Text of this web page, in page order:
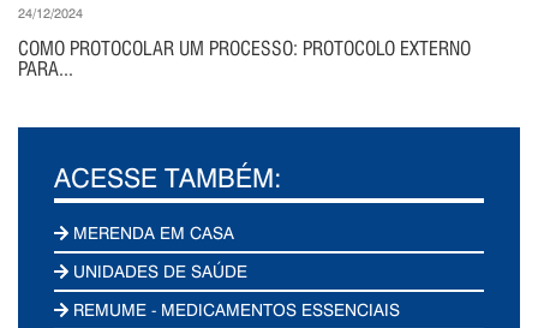
24/12/2024
COMO PROTOCOLAR UM PROCESSO: PROTOCOLO EXTERNO
PARA...
ACESSE TAMBÉM:
MERENDA EM CASA
UNIDADES DE SAÚDE
REMUME - MEDICAMENTOS ESSENCIAIS